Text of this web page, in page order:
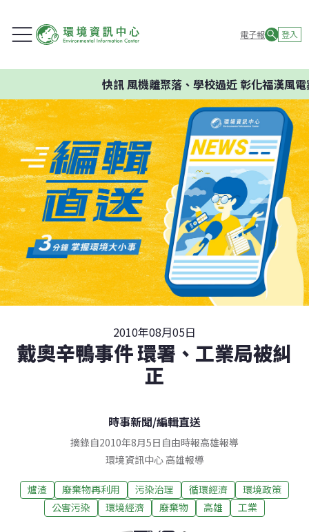
電子報 登入
快訊風機離聚落、學校過近 彰化福漢風電
2010年08月05日
戴奧辛鴨事件 環署、工業局被糾
正
時事新聞/編輯直送
摘錄自2010年8月5日自由時報高雄報導
環境資訊中心 高雄報導
爐渣 廢棄物再利用 污染治理 循環經濟
環境政策
公害污染
環境經濟 廢棄物 高雄 工業